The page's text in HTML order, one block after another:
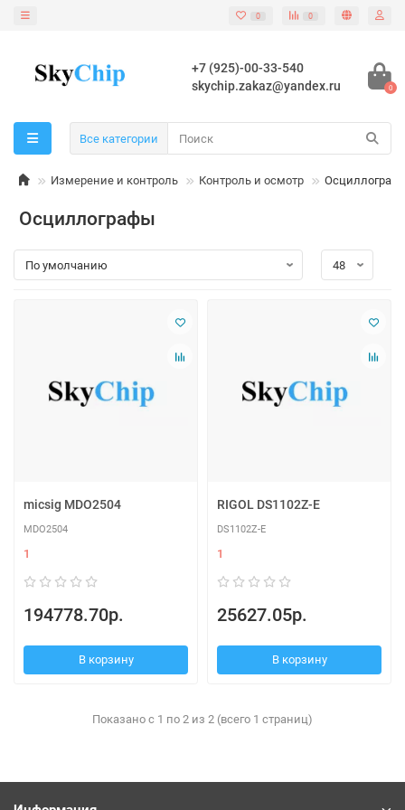
0 0
+7 (925)-00-33-540
skychip.zakaz@yandex.ru
0
Все категории
Измерение и контроль Контроль и осмотр
Осциллографы
micsig MDO2504
MDO2504
1
194778.70р.
В корзину
RIGOL DS1102Z-E
DS1102Z-E
1
25627.05р.
В корзину
Показано с 1 по 2 из 2 (всего 1 страниц)